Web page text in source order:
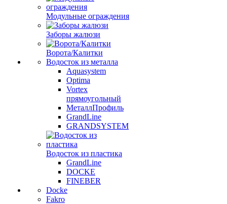
Модульные ограждения
Заборы жалюзи
Ворота/Калитки
Водосток из металла
Aquasystem
Optima
Vortex
прямоугольный
МеталлПрофиль
GrandLine
GRANDSYSTEM
Водосток из пластика
GrandLine
DOCKE
FINEBER
Docke
Fakro